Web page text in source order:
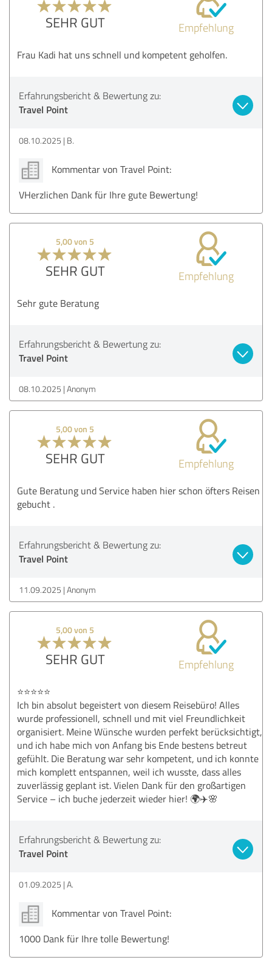
SEHR GUT Empfehlung
Frau Kadi hat uns schnell und kompetent geholfen.
Erfahrungsbericht & Bewertung zu:
Travel Point
08.10.2025 B.
Kommentar von Travel Point:
VHerzlichen Dank für Ihre gute Bewertung!
5,00 von 5
SEHR GUT Empfehlung
Sehr gute Beratung
Erfahrungsbericht & Bewertung zu:
Travel Point
08.10.2025 Anonym
5,00 von 5
SEHR GUT Empfehlung
Gute Beratung und Service haben hier schon öfters Reisen
gebucht .
Erfahrungsbericht & Bewertung zu:
Travel Point
11.09.2025 Anonym
5,00 von 5
SEHR GUT Empfehlung
⭐️⭐️⭐️⭐️⭐️
Ich bin absolut begeistert von diesem Reisebüro! Alles
wurde professionell, schnell und mit viel Freundlichkeit
organisiert. Meine Wünsche wurden perfekt berücksichtigt,
und ich habe mich von Anfang bis Ende bestens betreut
gefühlt. Die Beratung war sehr kompetent, und ich konnte
mich komplett entspannen, weil ich wusste, dass alles
zuverlässig geplant ist. Vielen Dank für den großartigen
Service – ich buche jederzeit wieder hier! 🌍✈️🌸
Erfahrungsbericht & Bewertung zu:
Travel Point
01.09.2025 A.
Kommentar von Travel Point:
1000 Dank für Ihre tolle Bewertung!